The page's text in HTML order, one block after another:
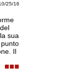
25/16
sua
Il
■■■